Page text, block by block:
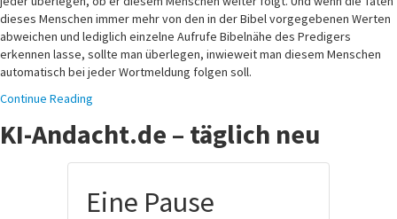
dieses Menschen immer mehr von den in der Bibel vorgegebenen Werten
abweichen und lediglich einzelne Aufrufe Bibelnähe des Predigers
erkennen lasse, sollte man überlegen, inwieweit man diesem Menschen
automatisch bei jeder Wortmeldung folgen soll.
Continue Reading
KI-Andacht.de – täglich neu